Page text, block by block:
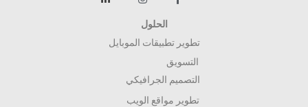
الحلول
تطوير تطبيقات الموبايل
التسويق
التصميم الجرافيكي
تطوير مواقع الويب